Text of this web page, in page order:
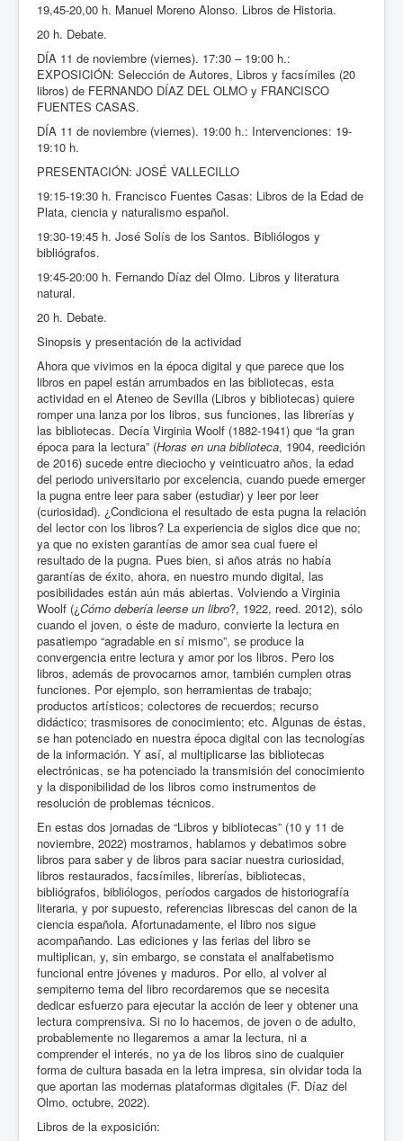
19,45-20,00 h. Manuel Moreno Alonso. Libros de Historia.
20 h. Debate.
DÍA 11 de noviembre (viernes). 17:30 – 19:00 h.:
EXPOSICIÓN: Selección de Autores, Libros y facsímiles (20
libros) de FERNANDO DÍAZ DEL OLMO y FRANCISCO
FUENTES CASAS.
DÍA 11 de noviembre (viernes). 19:00 h.: Intervenciones: 19-
19:10 h.
PRESENTACIÓN: JOSÉ VALLECILLO
19:15-19:30 h. Francisco Fuentes Casas: Libros de la Edad de
Plata, ciencia y naturalismo español.
19:30-19:45 h. José Solís de los Santos. Bibliólogos y
bibliógrafos.
19:45-20:00 h. Fernando Díaz del Olmo. Libros y literatura
natural.
20 h. Debate.
Sinopsis y presentación de la actividad
Ahora que vivimos en la época digital y que parece que los
libros en papel están arrumbados en las bibliotecas, esta
actividad en el Ateneo de Sevilla (Libros y bibliotecas) quiere
romper una lanza por los libros, sus funciones, las librerías y
las bibliotecas. Decía Virginia Woolf (1882-1941) que “la gran
época para la lectura” (Horas en una biblioteca, 1904, reedición
de 2016) sucede entre dieciocho y veinticuatro años, la edad
del periodo universitario por excelencia, cuando puede emerger
la pugna entre leer para saber (estudiar) y leer por leer
(curiosidad). ¿Condiciona el resultado de esta pugna la relación
del lector con los libros? La experiencia de siglos dice que no;
ya que no existen garantías de amor sea cual fuere el
resultado de la pugna. Pues bien, si años atrás no había
garantías de éxito, ahora, en nuestro mundo digital, las
posibilidades están aún más abiertas. Volviendo a Virginia
Woolf (¿Cómo debería leerse un libro?, 1922, reed. 2012), sólo
cuando el joven, o éste de maduro, convierte la lectura en
pasatiempo “agradable en sí mismo”, se produce la
convergencia entre lectura y amor por los libros. Pero los
libros, además de provocarnos amor, también cumplen otras
funciones. Por ejemplo, son herramientas de trabajo;
productos artísticos; colectores de recuerdos; recurso
didáctico; trasmisores de conocimiento; etc. Algunas de éstas,
se han potenciado en nuestra época digital con las tecnologías
de la información. Y así, al multiplicarse las bibliotecas
electrónicas, se ha potenciado la transmisión del conocimiento
y la disponibilidad de los libros como instrumentos de
resolución de problemas técnicos.
En estas dos jornadas de “Libros y bibliotecas” (10 y 11 de
noviembre, 2022) mostramos, hablamos y debatimos sobre
libros para saber y de libros para saciar nuestra curiosidad,
libros restaurados, facsímiles, librerías, bibliotecas,
bibliógrafos, bibliólogos, períodos cargados de historiografía
literaria, y por supuesto, referencias librescas del canon de la
ciencia española. Afortunadamente, el libro nos sigue
acompañando. Las ediciones y las ferias del libro se
multiplican, y, sin embargo, se constata el analfabetismo
funcional entre jóvenes y maduros. Por ello, al volver al
sempiterno tema del libro recordaremos que se necesita
dedicar esfuerzo para ejecutar la acción de leer y obtener una
lectura comprensiva. Si no lo hacemos, de joven o de adulto,
probablemente no llegaremos a amar la lectura, ni a
comprender el interés, no ya de los libros sino de cualquier
forma de cultura basada en la letra impresa, sin olvidar toda la
que aportan las modernas plataformas digitales (F. Díaz del
Olmo, octubre, 2022).
Libros de la exposición: